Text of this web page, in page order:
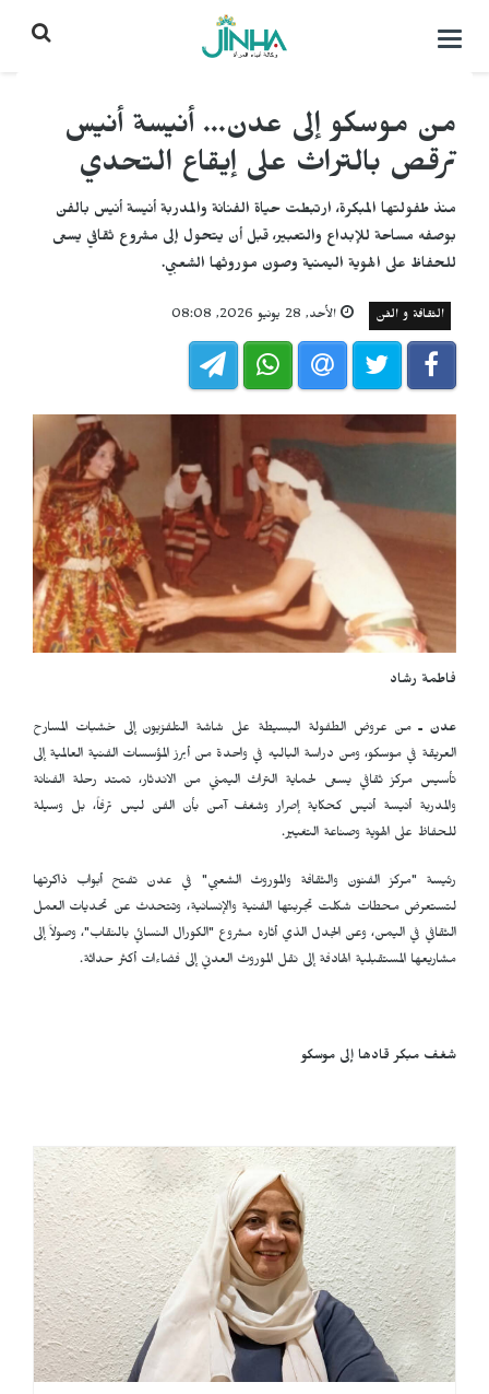
التحكم
من موسكو إلى عدن... أنيسة أنيس
ترقص بالتراث على إيقاع التحدي
منذ طفولتها المبكرة، ارتبطت حياة الفنانة والمدربة أنيسة أنيس بالفن
بوصفه مساحة للإبداع والتعبير، قبل أن يتحول إلى مشروع ثقافي يسعى
للحفاظ على الهوية اليمنية وصون موروثها الشعبي.
الثقافة و الفن الأحد, 28 يونيو 2026, 08:08
فاطمة رشاد
عدن ـ من عروض الطفولة البسيطة على شاشة التلفزيون إلى خشبات المسارح
العريقة في موسكو، ومن دراسة الباليه في واحدة من أبرز المؤسسات الفنية العالمية إلى
تأسيس مركز ثقافي يسعى لحماية التراث اليمني من الاندثار، تمتد رحلة الفنانة
والمدربة أنيسة أنيس كحكاية إصرار وشغف آمن بأن الفن ليس ترفاً، بل وسيلة
للحفاظ على الهوية وصناعة التغيير.
رئيسة "مركز الفنون والثقافة والموروث الشعبي" في عدن تفتح أبواب ذاكرتها
لتستعرض محطات شكلت تجربتها الفنية والإنسانية، وتتحدث عن تحديات العمل
الثقافي في اليمن، وعن الجدل الذي أثاره مشروع "الكورال النسائي بالنقاب"، وصولاً إلى
مشاريعها المستقبلية الهادفة إلى نقل الموروث العدني إلى فضاءات أكثر حداثة.
شغف مبكر قادها إلى موسكو